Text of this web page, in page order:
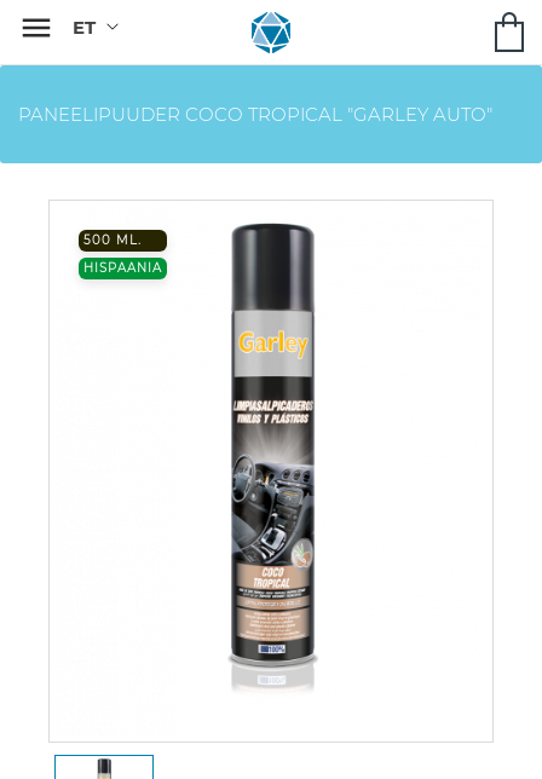

PANEELIPUUDER COCO TROPICAL "GARLEY AUTO"
500 ML.
HISPAANIA